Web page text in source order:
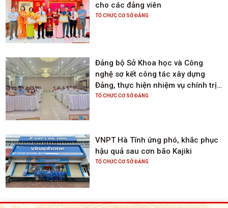
cho các đảng viên
TỔ CHỨC CƠ SỞ ĐẢNG
Đảng bộ Sở Khoa học và Công
nghệ sơ kết công tác xây dựng
Đảng, thực hiện nhiệm vụ chính trị
6 tháng đầu năm; triển khai nhiệm
TỔ CHỨC CƠ SỞ ĐẢNG
VNPT Hà Tĩnh ứng phó, khắc phục
hậu quả sau cơn bão Kajiki
TỔ CHỨC CƠ SỞ ĐẢNG